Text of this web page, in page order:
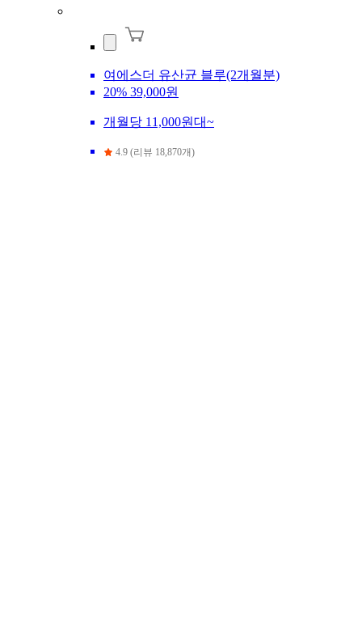
여에스더 유산균 블루(2개월분)
20% 39,000원
개월당 11,000원대~
4.9 (리뷰 18,870개)